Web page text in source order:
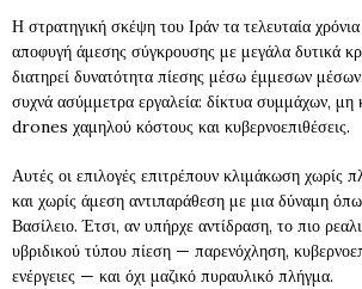
Η στρατηγική σκέψη του Ιράν τα τελευταία
αποφυγή άμεσης σύγκρουσης με μεγάλα δυτικά
διατηρεί δυνατότητα πίεσης μέσω έμμεσων
συχνά ασύμμετρα εργαλεία: δίκτυα συμμάχων, μη
drones χαμηλού κόστους και κυβερνοεπιθέσεις.
Αυτές οι επιλογές επιτρέπουν κλιμάκωση χωρίς
και χωρίς άμεση αντιπαράθεση με μια δύναμη
Βασίλειο. Έτσι, αν υπήρχε αντίδραση, το πιο
υβριδικού τύπου πίεση — παρενόχληση,
ενέργειες — και όχι μαζικό πυραυλικό πλήγμα.